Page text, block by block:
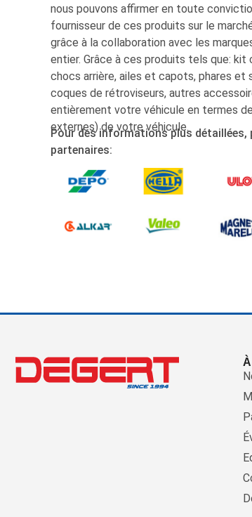
nous pouvons affirmer en toute
fournisseur de ces produits sur le
grâce à la collaboration avec les
entier. Grâce à ces produits tels que:
chocs arrière, ailes et capots, phares et
coques de rétroviseurs, autres
entièrement votre véhicule en termes
externes) de votre véhicule.
Pour des informations plus
partenaires: